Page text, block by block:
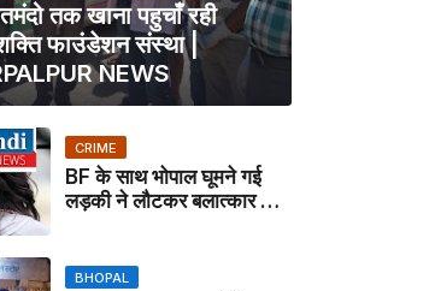
तक खाना पहुचाँ रही
फाउंडेशन संस्था |
NEWS
CRIME
BF के साथ भोपाल घूमने गई
लड़की ने लौटकर बलात्कार का
BHOPAL